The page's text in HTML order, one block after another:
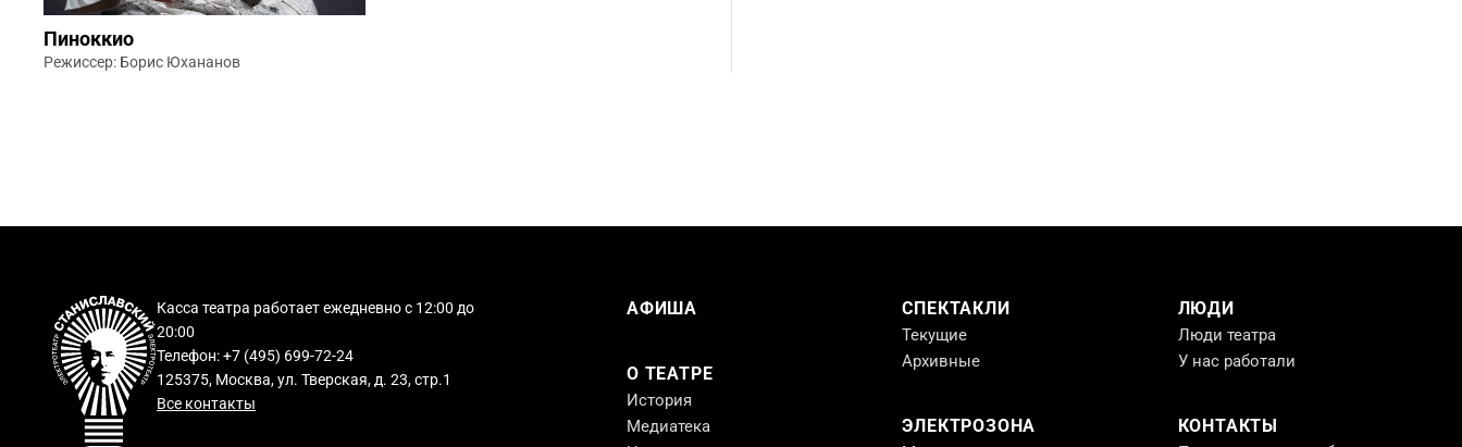
Пиноккио
Режиссер: Борис Юхананов
Касса театра работает ежедневно с 12:00 до
20:00
Телефон: +7 (495) 699-72-24
125375, Москва, ул. Тверская, д. 23, стр.1
Все контакты
АФИША
О ТЕАТРЕ
История
Медиатека
СПЕКТАКЛИ
Текущие
Архивные
ЭЛЕКТРОЗОНА
ЛЮДИ
Люди театра
У нас работали
КОНТАКТЫ